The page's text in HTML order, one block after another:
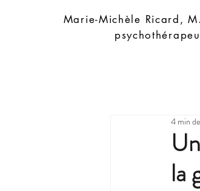
Marie-Michèle Ricard,
la
4 min